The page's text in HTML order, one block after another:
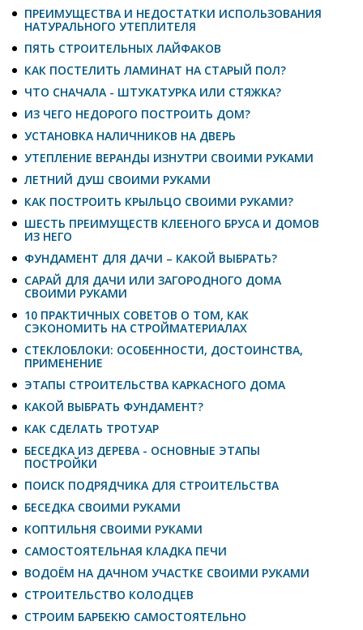
ПРЕИМУЩЕСТВА И НЕДОСТАТКИ ИСПОЛЬЗОВАНИЯ
НАТУРАЛЬНОГО УТЕПЛИТЕЛЯ
ПЯТЬ СТРОИТЕЛЬНЫХ ЛАЙФАКОВ
КАК ПОСТЕЛИТЬ ЛАМИНАТ НА СТАРЫЙ ПОЛ?
ЧТО СНАЧАЛА - ШТУКАТУРКА ИЛИ СТЯЖКА?
ИЗ ЧЕГО НЕДОРОГО ПОСТРОИТЬ ДОМ?
УСТАНОВКА НАЛИЧНИКОВ НА ДВЕРЬ
УТЕПЛЕНИЕ ВЕРАНДЫ ИЗНУТРИ СВОИМИ РУКАМИ
ЛЕТНИЙ ДУШ СВОИМИ РУКАМИ
КАК ПОСТРОИТЬ КРЫЛЬЦО СВОИМИ РУКАМИ?
ШЕСТЬ ПРЕИМУЩЕСТВ КЛЕЕНОГО БРУСА И ДОМОВ
ИЗ НЕГО
ФУНДАМЕНТ ДЛЯ ДАЧИ – КАКОЙ ВЫБРАТЬ?
САРАЙ ДЛЯ ДАЧИ ИЛИ ЗАГОРОДНОГО ДОМА
СВОИМИ РУКАМИ
10 ПРАКТИЧНЫХ СОВЕТОВ О ТОМ, КАК
СЭКОНОМИТЬ НА СТРОЙМАТЕРИАЛАХ
СТЕКЛОБЛОКИ: ОСОБЕННОСТИ, ДОСТОИНСТВА,
ПРИМЕНЕНИЕ
ЭТАПЫ СТРОИТЕЛЬСТВА КАРКАСНОГО ДОМА
КАКОЙ ВЫБРАТЬ ФУНДАМЕНТ?
КАК СДЕЛАТЬ ТРОТУАР
БЕСЕДКА ИЗ ДЕРЕВА - ОСНОВНЫЕ ЭТАПЫ
ПОСТРОЙКИ
ПОИСК ПОДРЯДЧИКА ДЛЯ СТРОИТЕЛЬСТВА
БЕСЕДКА СВОИМИ РУКАМИ
КОПТИЛЬНЯ СВОИМИ РУКАМИ
САМОСТОЯТЕЛЬНАЯ КЛАДКА ПЕЧИ
ВОДОЁМ НА ДАЧНОМ УЧАСТКЕ СВОИМИ РУКАМИ
СТРОИТЕЛЬСТВО КОЛОДЦЕВ
СТРОИМ БАРБЕКЮ САМОСТОЯТЕЛЬНО